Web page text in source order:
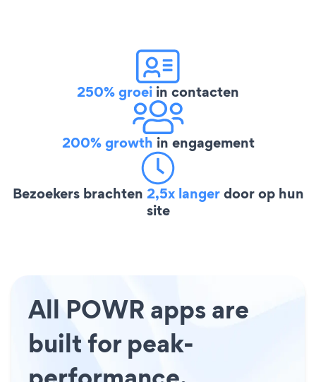
250% groei in contacten
200% growth in engagement
Bezoekers brachten 2,5x langerdoor op hun
site
All POWR apps are
built for peak-